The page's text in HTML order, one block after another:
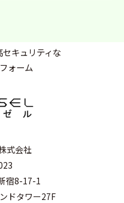
キュリティな
ォーム
式会社
宿8-17-1
ドタワー27F